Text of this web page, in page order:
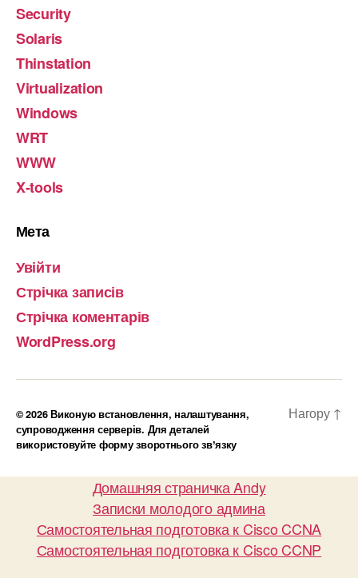
Security
Solaris
Thinstation
Virtualization
Windows
WRT
WWW
X-tools
Мета
Увійти
Стрічка записів
Стрічка коментарів
WordPress.org
© 2026Виконую встановлення, налаштування,
супроводження серверів. Для деталей
використовуйте форму зворотнього звʼязку
Нагору ↑
Домашняя страничка Andy
Записки молодого админа
Самостоятельная подготовка к Cisco CCNA
Самостоятельная подготовка к Cisco CCNP